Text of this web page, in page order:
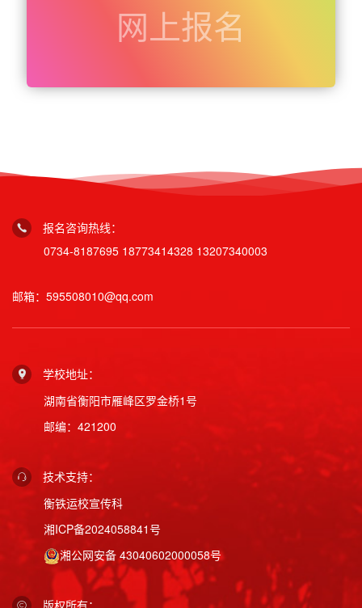
网上报名
报名咨询热线：
0734-8187695 18773414328 13207340003
邮箱：595508010@qq.com
学校地址：
湖南省衡阳市雁峰区罗金桥1号
邮编：421200
技术支持：
衡铁运校宣传科
湘ICP备2024058841号
湘公网安备 43040602000058号
版权所有：